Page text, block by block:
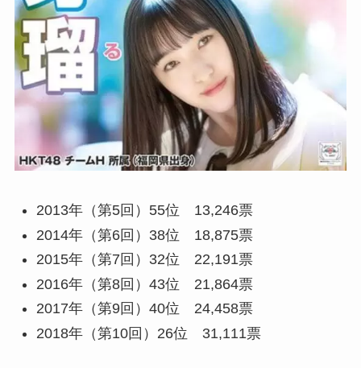
2013年（第5回）55位 13,246票
2014年（第6回）38位 18,875票
2015年（第7回）32位 22,191票
2016年（第8回）43位 21,864票
2017年（第9回）40位 24,458票
2018年（第10回）26位 31,111票